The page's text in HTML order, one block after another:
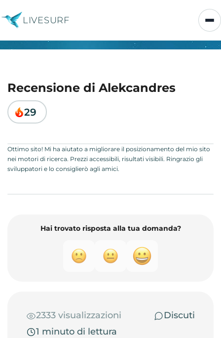
LIVESURF
Recensione di Alekcandres
29
Ottimo sito! Mi ha aiutato a migliorare il posizionamento del mio sito
nei motori di ricerca. Prezzi accessibili, risultati visibili. Ringrazio gli
sviluppatori e lo consiglierò agli amici.
Hai trovato risposta alla tua domanda?
2333 visualizzazioni
Discuti
1 minuto di lettura